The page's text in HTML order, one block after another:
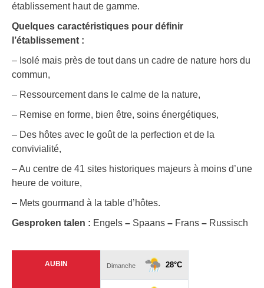
établissement haut de gamme.
Quelques caractéristiques pour définir
l’établissement :
– Isolé mais près de tout dans un cadre de nature hors du
commun,
– Ressourcement dans le calme de la nature,
– Remise en forme, bien être, soins énergétiques,
– Des hôtes avec le goût de la perfection et de la
convivialité,
– Au centre de 41 sites historiques majeurs à moins d’une
heure de voiture,
– Mets gourmand à la table d’hôtes.
Gesproken talen : Engels – Spaans – Frans – Russisch